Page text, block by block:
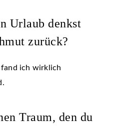
Urlaub denkst
zurück?
fand ich wirklich
Traum, den du